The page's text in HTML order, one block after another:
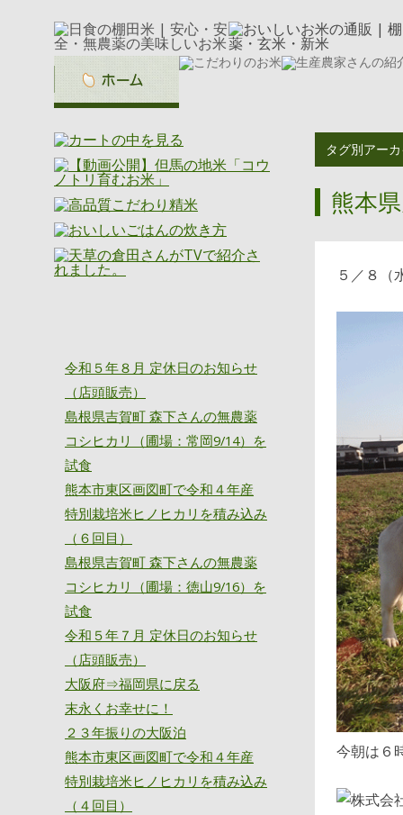
タグ別アー
熊本
５／８
今朝は６
令和５年８月 定休日のお知らせ
（店頭販売）
島根県吉賀町 森下さんの無農薬
コシヒカリ（圃場：常岡9/14）を
試食
熊本市東区画図町で令和４年産
特別栽培米ヒノヒカリを積み込み
（６回目）
島根県吉賀町 森下さんの無農薬
コシヒカリ（圃場：徳山9/16）を
試食
令和５年７月 定休日のお知らせ
（店頭販売）
大阪府⇒福岡県に戻る
末永くお幸せに！
２３年振りの大阪泊
熊本市東区画図町で令和４年産
特別栽培米ヒノヒカリを積み込み
（４回目）